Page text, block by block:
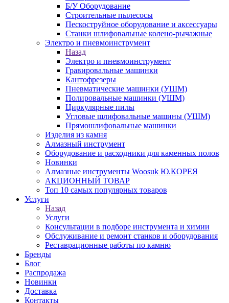
Б/У Оборудование
Строительные пылесосы
Пескоструйное оборудование и аксессуары
Станки шлифовальные колено-рычажные
Электро и пневмоинструмент
Назад
Электро и пневмоинструмент
Гравировальные машинки
Кантофрезеры
Пневматические машинки (УШМ)
Полировальные машинки (УШМ)
Циркулярные пилы
Угловые шлифовальные машины (УШМ)
Прямошлифовальные машинки
Изделия из камня
Алмазный инструмент
Оборудование и расходники для каменных полов
Новинки
Алмазные инструменты Woosuk Ю.КОРЕЯ
АКЦИОННЫЙ ТОВАР
Топ 10 самых популярных товаров
Услуги
Назад
Услуги
Консультации в подборе инструмента и химии
Обслуживание и ремонт станков и оборудования
Реставрационные работы по камню
Бренды
Блог
Распродажа
Новинки
Доставка
Контакты